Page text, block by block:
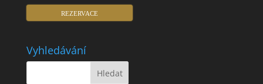
REZERVACE
Vyhledávání